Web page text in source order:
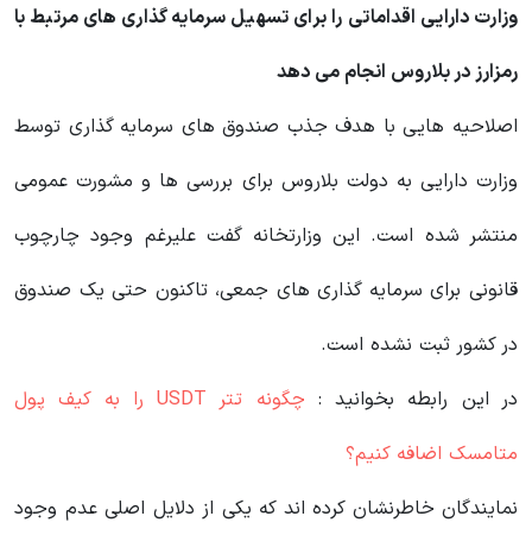
وزارت دارایی اقداماتی را برای تسهیل سرمایه گذاری های مرتبط با
رمزارز در بلاروس انجام می دهد
اصلاحیه هایی با هدف جذب صندوق های سرمایه گذاری توسط
وزارت دارایی به دولت بلاروس برای بررسی ها و مشورت عمومی
منتشر شده است. این وزارتخانه گفت علیرغم وجود چارچوب
قانونی برای سرمایه گذاری های جمعی، تاکنون حتی یک صندوق
در کشور ثبت نشده است.
در این رابطه بخوانید‌ :
چگونه تتر USDT را به کیف پول
متامسک اضافه کنیم؟
نمایندگان خاطرنشان کرده اند که یکی از دلایل اصلی عدم وجود